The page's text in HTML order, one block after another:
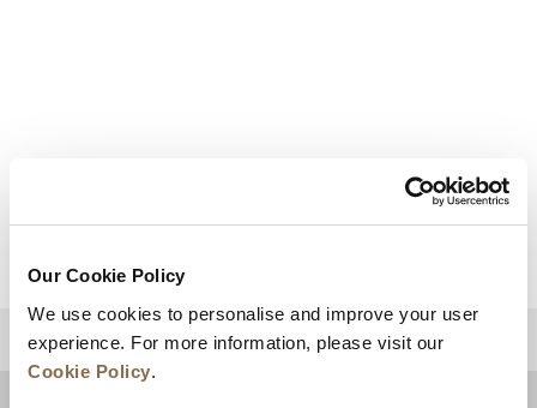
Our Cookie Policy
We use cookies to personalise and improve your user
experience. For more information, please visit our
Cookie Policy.
상단으로 돌아가기